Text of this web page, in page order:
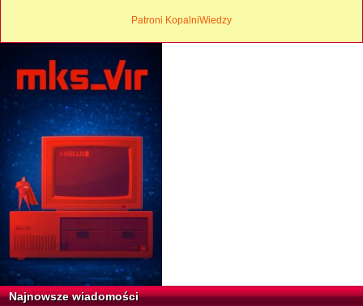
Patroni KopalniWiedzy
Najnowsze wiadomości